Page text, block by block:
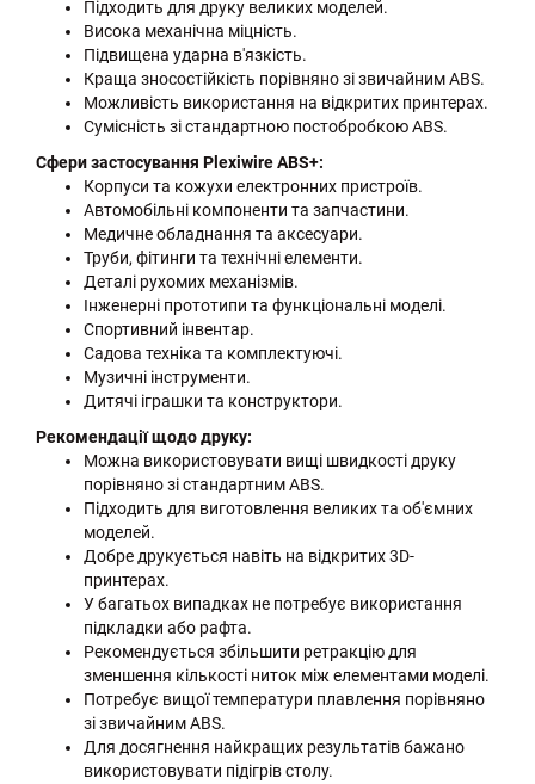
Підходить для друку великих моделей.
Висока механічна міцність.
Підвищена ударна в'язкість.
Краща зносостійкість порівняно зі звичайним ABS.
Можливість використання на відкритих принтерах.
Сумісність зі стандартною постобробкою ABS.
Сфери застосування Plexiwire ABS+:
Корпуси та кожухи електронних пристроїв.
Автомобільні компоненти та запчастини.
Медичне обладнання та аксесуари.
Труби, фітинги та технічні елементи.
Деталі рухомих механізмів.
Інженерні прототипи та функціональні моделі.
Спортивний інвентар.
Садова техніка та комплектуючі.
Музичні інструменти.
Дитячі іграшки та конструктори.
Рекомендації щодо друку:
Можна використовувати вищі швидкості друку
порівняно зі стандартним ABS.
Підходить для виготовлення великих та об'ємних
моделей.
Добре друкується навіть на відкритих 3D-
принтерах.
У багатьох випадках не потребує використання
підкладки або рафта.
Рекомендується збільшити ретракцію для
зменшення кількості ниток між елементами моделі.
Потребує вищої температури плавлення порівняно
зі звичайним ABS.
Для досягнення найкращих результатів бажано
використовувати підігрів столу.